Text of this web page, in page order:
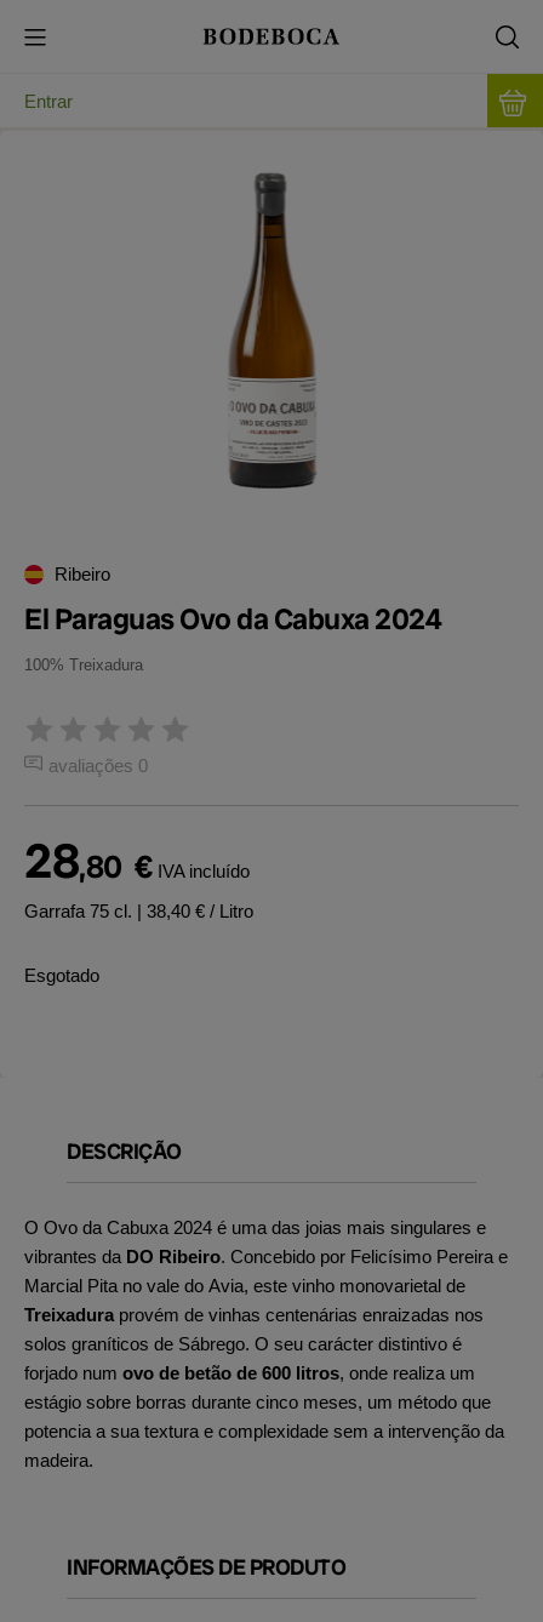
Entrar
Ribeiro
El Paraguas Ovo da Cabuxa 2024
100% Treixadura
avaliações 0
28,80 € IVA incluído
Garrafa 75 cl. | 38,40 € / Litro
Esgotado
DESCRIÇÃO
O Ovo da Cabuxa 2024 é uma das joias mais singulares e
vibrantes da DO Ribeiro. Concebido por Felicísimo Pereira e
Marcial Pita no vale do Avia, este vinho monovarietal de
Treixadura provém de vinhas centenárias enraizadas nos
solos graníticos de Sábrego. O seu carácter distintivo é
forjado num ovo de betão de 600 litros, onde realiza um
estágio sobre borras durante cinco meses, um método que
potencia a sua textura e complexidade sem a intervenção da
madeira.
INFORMAÇÕES DE PRODUTO